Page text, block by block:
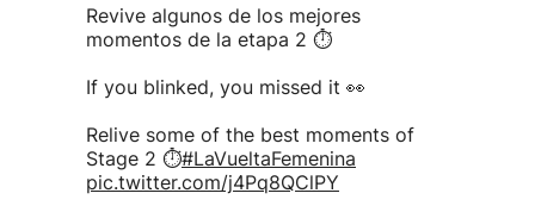
Revive algunos de los mejores
momentos de la etapa 2 ⏱️
If you blinked, you missed it 👀
Relive some of the best moments of
Stage 2 ⏱️#LaVueltaFemenina
pic.twitter.com/j4Pq8QClPY